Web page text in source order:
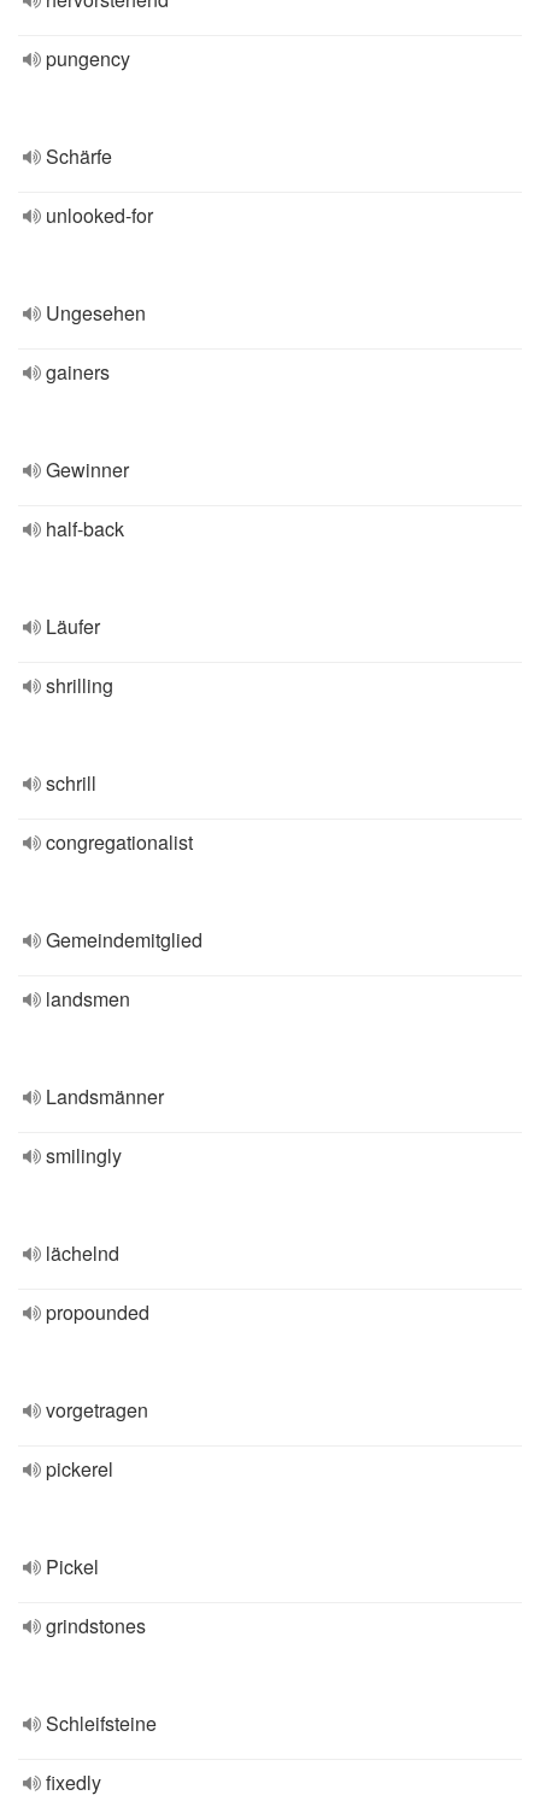
pungency
Schärfe
unlooked-for
Ungesehen
gainers
Gewinner
half-back
Läufer
shrilling
schrill
congregationalist
Gemeindemitglied
landsmen
Landsmänner
smilingly
lächelnd
propounded
vorgetragen
pickerel
Pickel
grindstones
Schleifsteine
fixedly